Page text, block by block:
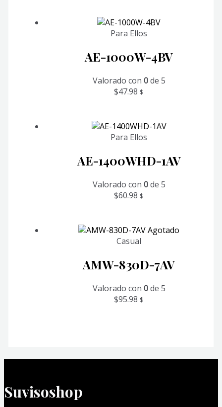
Para Ellos
AE-1000W-4BV
Valorado con 0de 5
$47.98 $
Para Ellos
AE-1400WHD-1AV
Valorado con 0de 5
$60.98 $
Agotado
Casual
AMW-830D-7AV
Valorado con 0de 5
$95.98 $
Suvisoshop